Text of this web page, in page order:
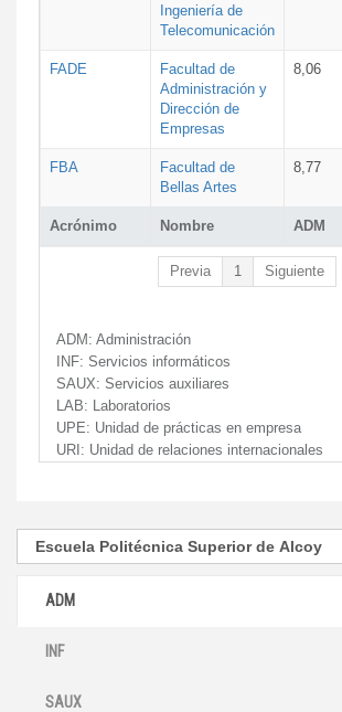
Acrónimo Nombre ADM
Ingeniería de
Telecomunicación
FADE
Facultad de
Administración y
Dirección de
Empresas
8,06
FBA
Facultad de
Bellas Artes
8,77
Previa 1 Siguiente
ADM: Administración
INF: Servicios informáticos
SAUX: Servicios auxiliares
LAB: Laboratorios
UPE: Unidad de prácticas en empresa
URI: Unidad de relaciones internacionales
ADM
INF
SAUX